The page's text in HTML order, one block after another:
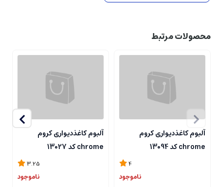
محصولات مرتبط
آلبوم کاغذدیواری کروم
chrome کد 13094
4
ناموجود
آلبوم کاغذدیواری کروم
chrome کد 13027
3.25
ناموجود